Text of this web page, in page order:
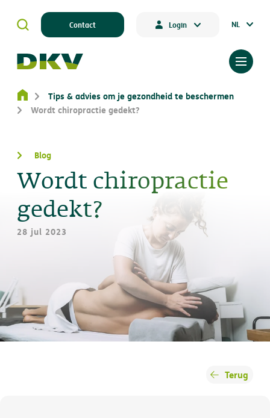
Contact Login NL
Blog
Wordt chiropractie
gedekt?
28 jul 2023
Terug
Tips & advies om je gezondheid te beschermen
Wordt chiropractie gedekt?